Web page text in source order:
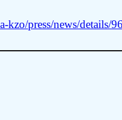
press/news/details/